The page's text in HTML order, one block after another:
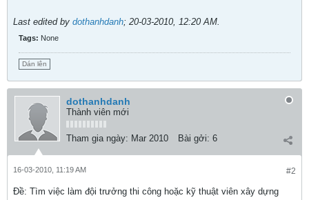
Last edited by dothanhdanh; 20-03-2010, 12:20 AM.
Tags: None
Dán lên
dothanhdanh
Thành viên mới
Tham gia ngày: Mar 2010 Bài gởi: 6
#2
16-03-2010, 11:19 AM
Ðề: Tìm việc làm đội trưởng thi công hoặc kỹ thuật viên xây dựng